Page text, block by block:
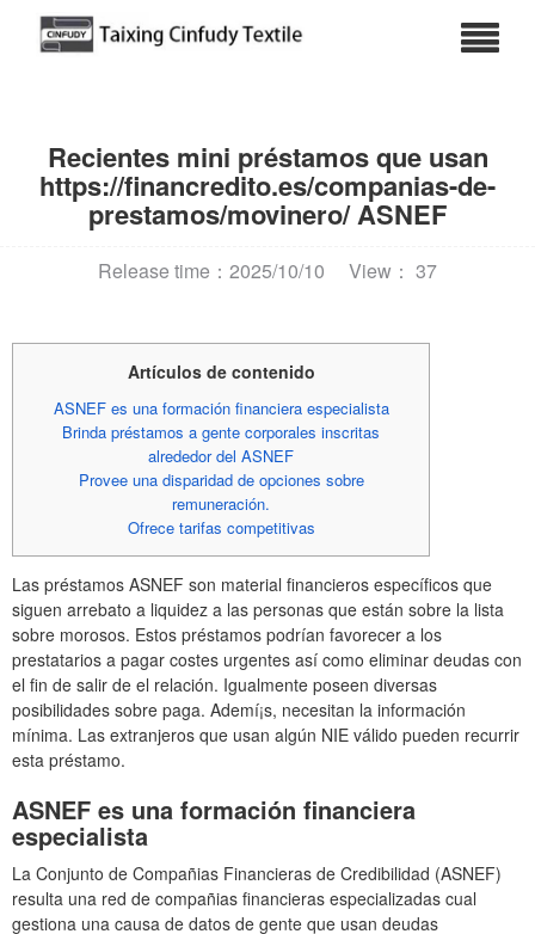
Recientes mini préstamos que usan
https://financredito.es/companias-de-
prestamos/movinero/ ASNEF
Release time：2025/10/10 View： 37
Artículos de contenido
ASNEF es una formación financiera especialista
Brinda préstamos a gente corporales inscritas
alrededor del ASNEF
Provee una disparidad de opciones sobre
remuneración.
Ofrece tarifas competitivas
Las préstamos ASNEF son material financieros especí­ficos que
siguen arrebato a liquidez a las personas que están sobre la lista
sobre morosos. Estos préstamos podrían favorecer a los
prestatarios a pagar costes urgentes así­ como eliminar deudas con
el fin de salir de el relación. Igualmente poseen diversas
posibilidades sobre paga. Ademí¡s, necesitan la información
mínima. Las extranjeros que usan algún NIE válido pueden recurrir
esta préstamo.
ASNEF es una formación financiera
especialista
La Conjunto de Compañias Financieras de Credibilidad (ASNEF)
resulta una red de compañias financieras especializadas cual
gestiona una causa de datos de gente que usan deudas